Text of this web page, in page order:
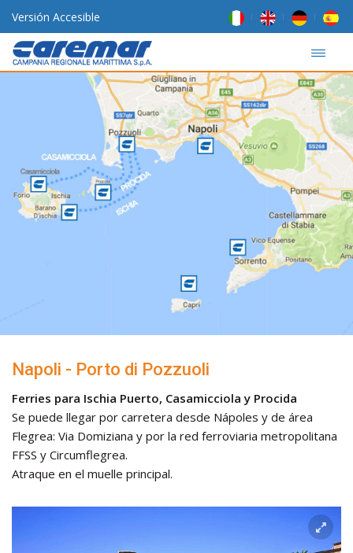
Versión Accesible
Napoli - Porto di Pozzuoli
Ferries para Ischia Puerto, Casamicciola y Procida
Se puede llegar por carretera desde Nápoles y de área
Flegrea: Via Domiziana y por la red ferroviaria metropolitana
FFSS y Circumflegrea.
Atraque en el muelle principal.